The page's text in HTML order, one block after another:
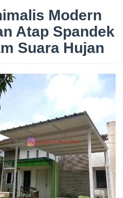
Modern
Atap Spandek
Suara Hujan